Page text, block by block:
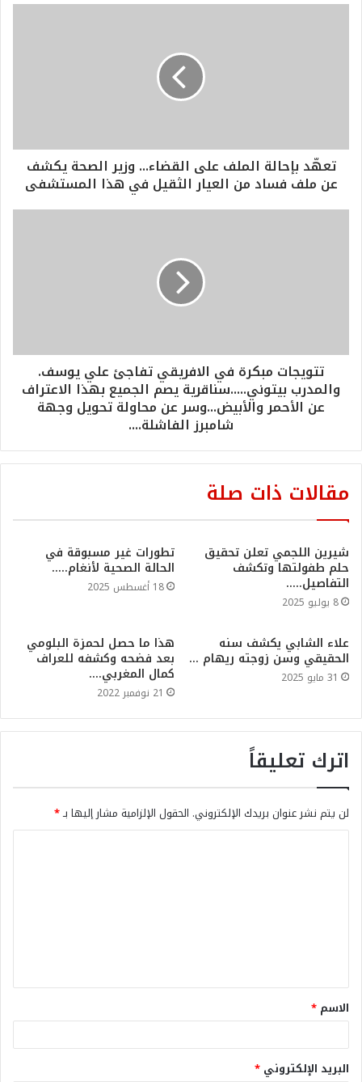
تعهّد بإحالة الملف على القضاء... وزير الصحة يكشف
عن ملف فساد من العيار الثقيل في هذا المستشفى
تتويجات مبكرة في الافريقي تفاجئ علي يوسف.
والمدرب بيتوني.....سناقرية يصم الجميع بهذا الاعتراف
عن الأحمر والأبيض...وسر عن محاولة تحويل وجهة
شامبرز الفاشلة....
مقالات ذات صلة
شيرين اللجمي تعلن تحقيق
حلم طفولتها وتكشف
التفاصيل…..
8 يوليو 2025
تطورات غير مسبوقة في
الحالة الصحية لأنغام…..
18 أغسطس 2025
علاء الشابي يكشف سنه
الحقيقي وسن زوجته ريهام …
31 مايو 2025
هذا ما حصل لحمزة البلومي
بعد فضحه وكشفه للعراف
كمال المغربي….
21 نوفمبر 2022
اترك تعليقاً
لن يتم نشر عنوان بريدك الإلكتروني. الحقول الإلزامية مشار إليها بـ*
الاسم *
البريد الإلكتروني *